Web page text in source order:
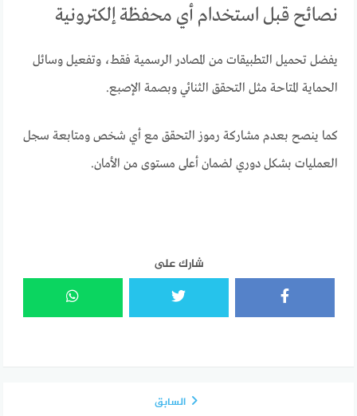
نصائح قبل استخدام أي محفظة إلكترونية
يفضل تحميل التطبيقات من المصادر الرسمية فقط، وتفعيل وسائل
الحماية المتاحة مثل التحقق الثنائي وبصمة الإصبع.
كما ينصح بعدم مشاركة رموز التحقق مع أي شخص ومتابعة سجل
العمليات بشكل دوري لضمان أعلى مستوى من الأمان.
شارك على
السابق